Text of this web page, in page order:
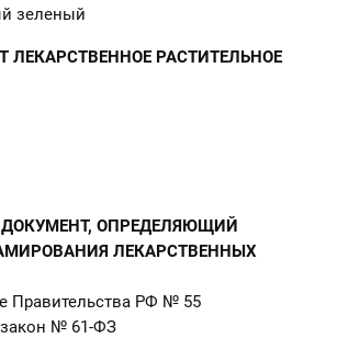
зеленый
ЛЕКАРСТВЕННОЕ РАСТИТЕЛЬНОЕ
ОПРЕДЕЛЯЮЩИЙ
ЛЕКАРСТВЕННЫХ
Правительства РФ № 55
№ 61-ФЗ